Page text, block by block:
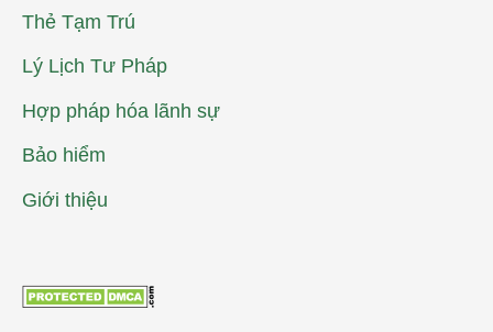
Thẻ Tạm Trú
Lý Lịch Tư Pháp
Hợp pháp hóa lãnh sự
Bảo hiểm
Giới thiệu